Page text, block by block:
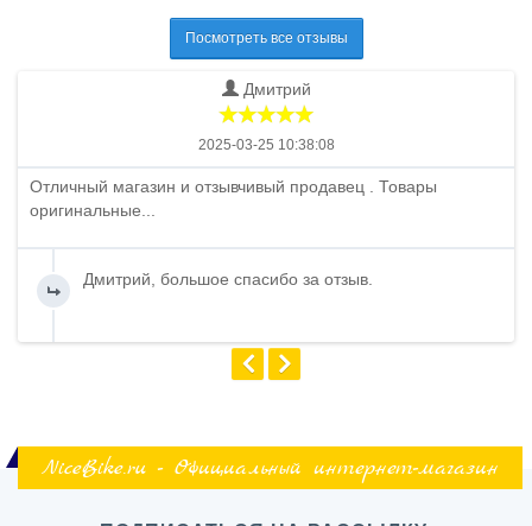
Посмотреть все отзывы
Дмитрий
2025-03-25 10:38:08
Отличный магазин и отзывчивый продавец . Товары
оригинальные...
Дмитрий, большое спасибо за отзыв.
NiceBike.ru - Официальный интернет-магазин